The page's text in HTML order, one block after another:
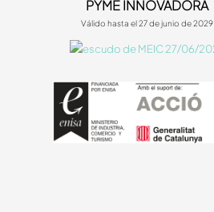
PYME INNOVADORA
Válido hasta el 27 de junio de 2029